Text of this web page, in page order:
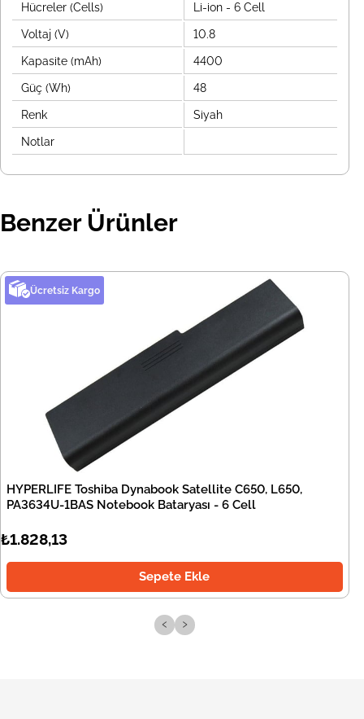
Hücreler (Cells) Li-ion - 6 Cell
Voltaj (V) 10.8
Kapasite (mAh) 4400
Güç (Wh) 48
Renk Siyah
Notlar
Benzer Ürünler
Ücretsiz Kargo
HYPERLIFE Toshiba Dynabook Satellite C650, L650,
PA3634U-1BAS Notebook Bataryası - 6 Cell
₺1.828,13
Sepete Ekle
‹ ›